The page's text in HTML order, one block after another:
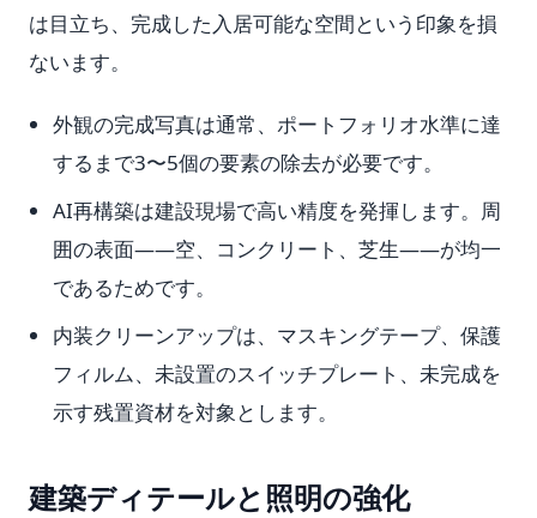
は目立ち、完成した入居可能な空間という印象を損
ないます。
外観の完成写真は通常、ポートフォリオ水準に達
するまで3〜5個の要素の除去が必要です。
AI再構築は建設現場で高い精度を発揮します。周
囲の表面——空、コンクリート、芝生——が均一
であるためです。
内装クリーンアップは、マスキングテープ、保護
フィルム、未設置のスイッチプレート、未完成を
示す残置資材を対象とします。
建築ディテールと照明の強化